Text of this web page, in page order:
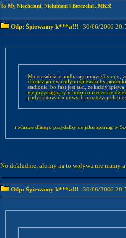
To My Niechciani, Nielubiani i Bezczelni...MKS!
Odp: Śpiewamy k***a!!! - 30/06/2006
Mnie osobiście podba się pomysł Łysego,
chcciaż połowa młynu śpiewała by
stadionie, bo fakt jest taki, że każdy śpiewa innym tempem, klaszcze
nie przyciagną tylu ludzi co mecze ale
podyskutować o nowych propozycjach
i wlasnie dlatego przydalby sie jakis sparing w
No dokładnie, ale my na to wpływu nie mamy
Odp: Śpiewamy k***a!!! - 30/06/2006